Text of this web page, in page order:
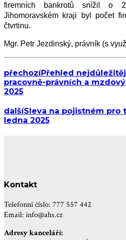
firemních bankrotů snížil o
Jihomoravském kraji byl počet
čtvrtinu.
Mgr. Petr Jezdinský, právník (s
přechozíPřehled
pracovně-právních a
2025
dalšíSleva na pojistném pro
ledna 2025
Kontakt
Telefonní číslo: 777 557 442
Email: info@ahs.cz
Adresy kanceláří: